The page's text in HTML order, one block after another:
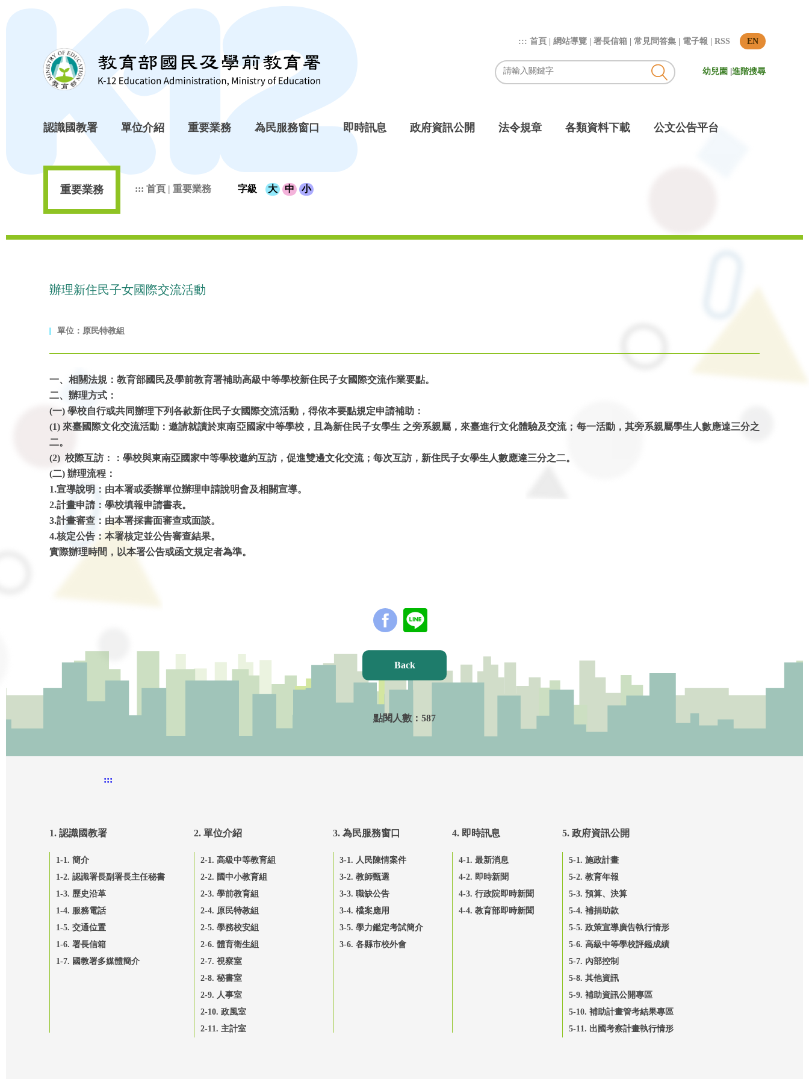
跳到主要內容區塊
::: 首頁 網站導覽 署長信箱 常見問答集 電子報 RSS EN
幼兒園 進階搜尋
認識國教署 單位介紹 重要業務 為民服務窗口 即時訊息 政府資訊公開 法令規章 各類資料下載 公文公告平台
重要業務 ::: 首頁 | 重要業務 字級 大 中 小
辦理新住民子女國際交流活動
單位：原民特教組
一、相關法規：教育部國民及學前教育署補助高級中等學校新住民子女國際交流作業要點。
二、辦理方式：
(一) 學校自行或共同辦理下列各款新住民子女國際交流活動，得依本要點規定申請補助：
(1) 來臺國際文化交流活動：邀請就讀於東南亞國家中等學校，且為新住民子女學生 之旁系親屬，來臺進行文化體驗及交流；每一活動，其旁系親屬學生人數應達三分之
二。
(2) 校際互訪：：學校與東南亞國家中等學校邀約互訪，促進雙邊文化交流；每次互訪，新住民子女學生人數應達三分之二。
(二) 辦理流程：
1.宣導說明：由本署或委辦單位辦理申請說明會及相關宣導。
2.計畫申請：學校填報申請書表。
3.計畫審查：由本署採書面審查或面談。
4.核定公告：本署核定並公告審查結果。
實際辦理時間，以本署公告或函文規定者為準。
Back
點閱人數： 587
:::
1. 認識國教署
1-1. 簡介
1-2. 認識署長副署長主任秘書
1-3. 歷史沿革
1-4. 服務電話
1-5. 交通位置
1-6. 署長信箱
1-7. 國教署多媒體簡介
2. 單位介紹
2-1. 高級中等教育組
2-2. 國中小教育組
2-3. 學前教育組
2-4. 原民特教組
2-5. 學務校安組
2-6. 體育衛生組
2-7. 視察室
2-8. 秘書室
2-9. 人事室
2-10. 政風室
2-11. 主計室
3. 為民服務窗口
3-1. 人民陳情案件
3-2. 教師甄選
3-3. 職缺公告
3-4. 檔案應用
3-5. 學力鑑定考試簡介
3-6. 各縣市校外會
4. 即時訊息
4-1. 最新消息
4-2. 即時新聞
4-3. 行政院即時新聞
4-4. 教育部即時新聞
5. 政府資訊公開
5-1. 施政計畫
5-2. 教育年報
5-3. 預算、決算
5-4. 補捐助款
5-5. 政策宣導廣告執行情形
5-6. 高級中等學校評鑑成績
5-7. 內部控制
5-8. 其他資訊
5-9. 補助資訊公開專區
5-10. 補助計畫管考結果專區
5-11. 出國考察計畫執行情形